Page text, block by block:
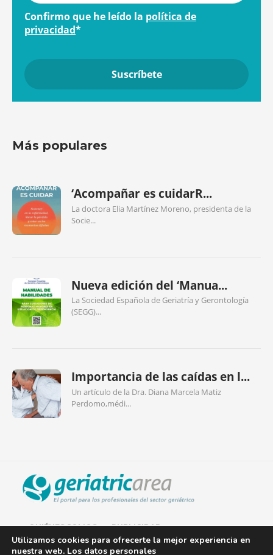
Confirmo que he leído la política de
privacidad*
Más populares
‘Acompañar es cuidarR...
La doctora Elia Martínez Moreno, presidenta de la
Socie...
Nueva edición del ‘Manua...
La Sociedad Española de Geriatría y Gerontología
(SEGG)...
Importancia de las caídas en l...
Un artículo de la Dra. Diana Marcela Matiz
Perdomo,médi...
QUIÉNES SOMOS PUBLICIDAD
AVISO LEGAL
Utilizamos cookies para ofrecerte la mejor experiencia en
nuestra web. Los datos personales